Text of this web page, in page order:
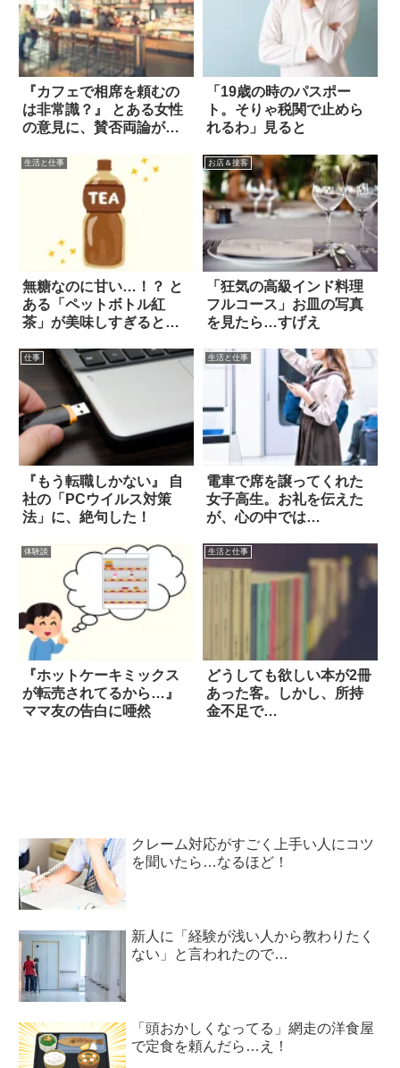
『カフェで相席を頼むの
は非常識？』 とある女性
の意見に、賛否両論が沸
「19歳の時のパスポー
ト。そりゃ税関で止めら
れるわ」見ると
生活と仕事
無糖なのに甘い…！？ と
ある「ペットボトル紅
茶」が美味しすぎると話
お店＆接客
「狂気の高級インド料理
フルコース」お皿の写真
を見たら…すげえ
仕事
『もう転職しかない』 自
社の「PCウイルス対策
法」に、絶句した！
生活と仕事
電車で席を譲ってくれた
女子高生。お礼を伝えた
が、心の中では…
体験談
『ホットケーキミックス
が転売されてるから…』
ママ友の告白に唖然
生活と仕事
どうしても欲しい本が2冊
あった客。しかし、所持
金不足で…
クレーム対応がすごく上手い人にコツ
を聞いたら…なるほど！
新人に「経験が浅い人から教わりたく
ない」と言われたので…
「頭おかしくなってる」網走の洋食屋
で定食を頼んだら…え！